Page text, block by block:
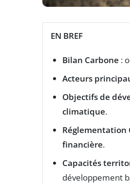
EN BREF
Bilan Carbone :
Acteurs
Objectifs de
climatique.
Réglementation
financière.
Capacités
développement